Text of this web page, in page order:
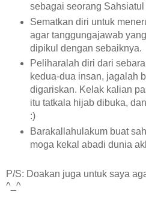
sebagai seorang Sahsiatul
Sematkan diri untuk
agar tanggungajawab
dipikul dengan sebaiknya.
Peliharalah diri dari
kedua-dua insan, jagalah
digariskan. Kelak kalian
itu tatkala hijab dibuka,
:)
Barakallahulakum buat
moga kekal abadi dunia
P/S: Doakan juga untuk saya
^_^